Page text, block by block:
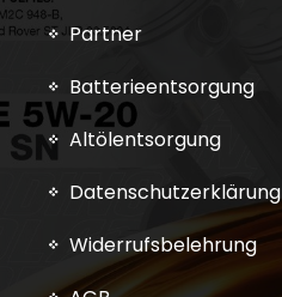
Partner
Batterieentsorgung
Altölentsorgung
Datenschutzerklärung
Widerrufsbelehrung